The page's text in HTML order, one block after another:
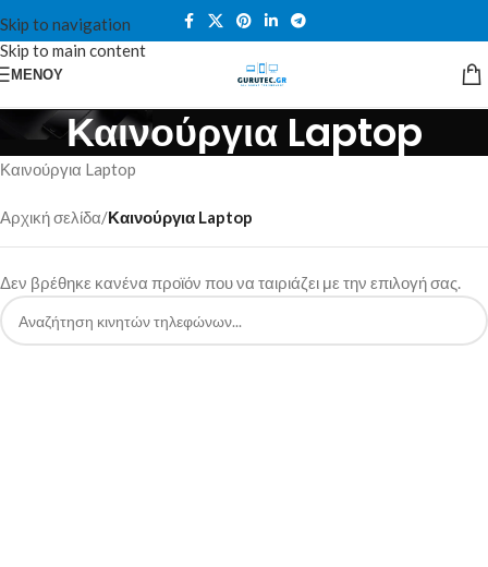
Skip to navigation
Skip to main content
ΜΕΝΟΎ
Καινούργια Laptop
Καινούργια Laptop
Αρχική σελίδα/Καινούργια Laptop
Δεν βρέθηκε κανένα προϊόν που να ταιριάζει με την επιλογή σας.